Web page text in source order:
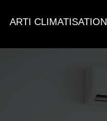
ARTI CLIMATISATION